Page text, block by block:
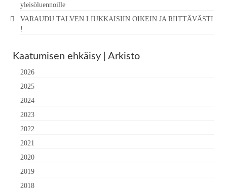
yleisöluennoille
VARAUDU TALVEN LIUKKAISIIN OIKEIN JA RIITTÄVÄSTI
!
Kaatumisen ehkäisy | Arkisto
2026
2025
2024
2023
2022
2021
2020
2019
2018